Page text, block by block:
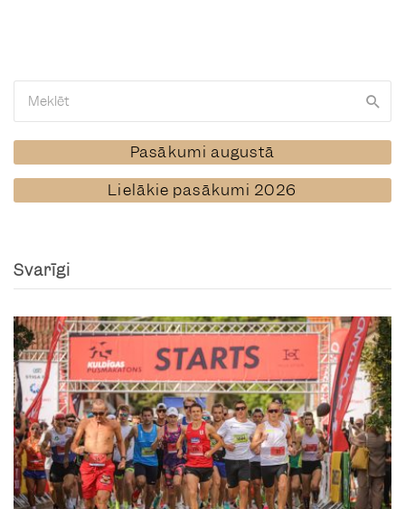
Pasākumi augustā
Lielākie pasākumi 2026
Svarīgi